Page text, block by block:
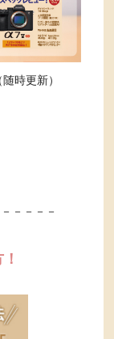
（随時更新）
－－－－